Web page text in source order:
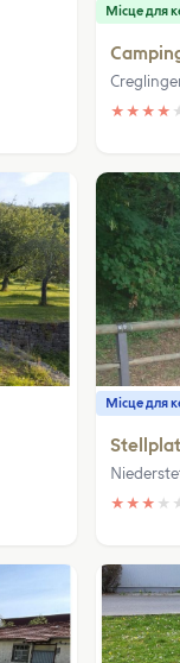
Місце для
★ ★ ★ ★
Місце для
★ ★ ★ ★